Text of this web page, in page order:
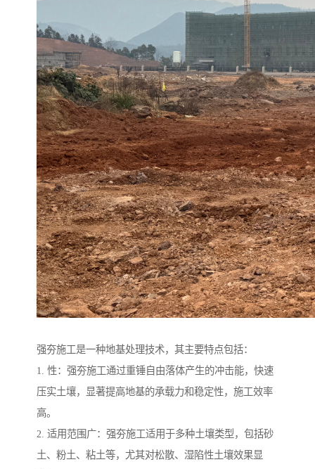
强夯施工是一种地基处理技术，其主要特点包括：
1. 性：强夯施工通过重锤自由落体产生的冲击能，快速
压实土壤，显著提高地基的承载力和稳定性，施工效率
高。
2. 适用范围广：强夯施工适用于多种土壤类型，包括砂
土、粉土、粘土等，尤其对松散、湿陷性土壤效果显